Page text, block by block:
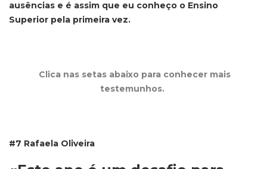
ausências e é assim que eu conheço o Ensino
Superior pela primeira vez.
Clica nas setas abaixo para conhecer mais
testemunhos.
#7 Rafaela Oliveira